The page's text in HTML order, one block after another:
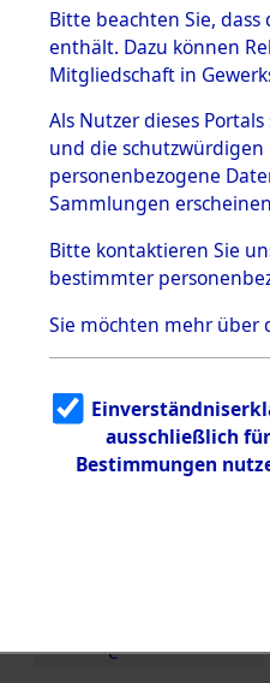
BESTÄNDE
1.
mente
5. Verschiedenes
5.3
Todesmärsche
5.3.1 Alliierte
Erhebungen
zu
Todesmärsch
en
5.3.2
g
5.3.3
Todesmärsch
e
Bitte beachten Sie,
enthält. Dazu können
Mitgliedschaft in
Als Nutzer dieses
und die
personenbezogene
Sammlungen
Bitte kontaktieren Sie
bestimmter
Sie möchten mehr über
ausschließlich
Bestimmungen